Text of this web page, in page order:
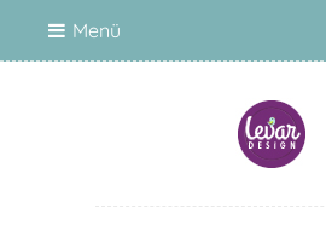
Menü